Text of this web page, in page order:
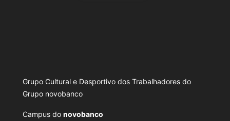
Grupo Cultural e Desportivo dos Trabalhadores do
Grupo novobanco
Campus do novobanco